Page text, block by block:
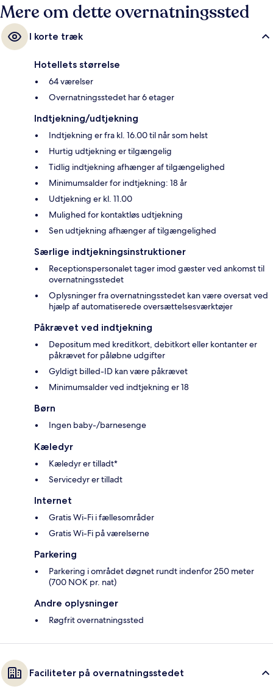
Mere om dette overnatningssted
I korte træk
Hotellets størrelse
64 værelser
Overnatningsstedet har 6 etager
Indtjekning/udtjekning
Indtjekning er fra kl. 16.00 til når som helst
Hurtig udtjekning er tilgængelig
Tidlig indtjekning afhænger af tilgængelighed
Minimumsalder for indtjekning: 18 år
Udtjekning er kl. 11.00
Mulighed for kontaktløs udtjekning
Sen udtjekning afhænger af tilgængelighed
Særlige indtjekningsinstruktioner
Receptionspersonalet tager imod gæster ved ankomst til
overnatningsstedet
Oplysninger fra overnatningsstedet kan være oversat ved
hjælp af automatiserede oversættelsesværktøjer
Påkrævet ved indtjekning
Depositum med kreditkort, debitkort eller kontanter er
påkrævet for påløbne udgifter
Gyldigt billed-ID kan være påkrævet
Minimumsalder ved indtjekning er 18
Børn
Ingen baby-/barnesenge
Kæledyr
Kæledyr er tilladt*
Servicedyr er tilladt
Internet
Gratis Wi-Fi i fællesområder
Gratis Wi-Fi på værelserne
Parkering
Parkering i området døgnet rundt indenfor 250 meter
(700 NOK pr. nat)
Andre oplysninger
Røgfrit overnatningssted
Faciliteter på overnatningsstedet